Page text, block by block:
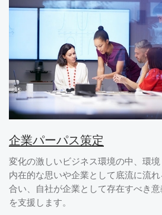
企業パーパス策定
変化の激しいビジネス環境の中、環
内在的な思いや企業として底流に流
合い、自社が企業として存在すべき
を支援します。